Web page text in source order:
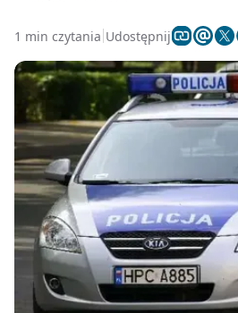
1 min czytania Udostępnij